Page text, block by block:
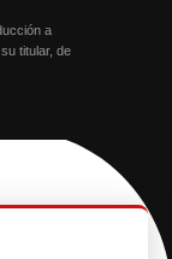
a
titular, de